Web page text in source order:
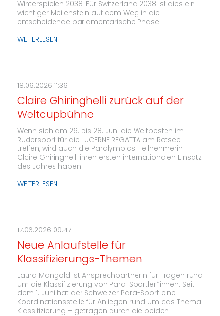
Winterspielen 2038. Für Switzerland 2038 ist dies ein
wichtiger Meilenstein auf dem Weg in die
entscheidende parlamentarische Phase.
WEITERLESEN
18.06.2026 11:36
Claire Ghiringhelli zurück auf der
Weltcupbühne
Wenn sich am 26. bis 28. Juni die Weltbesten im
Rudersport für die LUCERNE REGATTA am Rotsee
treffen, wird auch die Paralympics-Teilnehmerin
Claire Ghiringhelli ihren ersten internationalen Einsatz
des Jahres haben.
WEITERLESEN
17.06.2026 09:47
Neue Anlaufstelle für
Klassifizierungs-Themen
Laura Mangold ist Ansprechpartnerin für Fragen rund
um die Klassifizierung von Para-Sportler*innen. Seit
dem 1. Juni hat der Schweizer Para-Sport eine
Koordinationsstelle für Anliegen rund um das Thema
Klassifizierung – getragen durch die beiden